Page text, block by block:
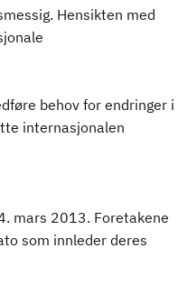
Hensikten med
behov for endringer i
internasjonalen
mars 2013. Foretakene
som innleder deres